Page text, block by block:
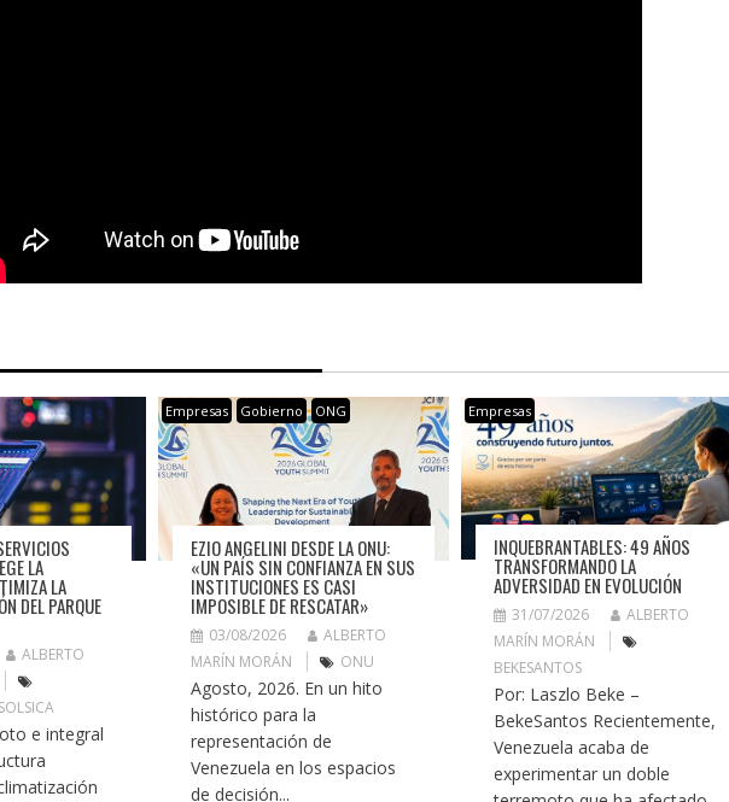
LA
LA
DEL PARQUE
ALBERTO
e integral
Empresas Gobierno ONG
EZIO ANGELINI DESDE LA ONU:
«UN PAÍS SIN CONFIANZA EN SUS
INSTITUCIONES ES CASI
IMPOSIBLE DE RESCATAR»
03/08/2026
ALBERTO
MARÍN MORÁN
ONU
Agosto, 2026. En un hito
histórico para la
representación de
Venezuela en los espacios
de decisión...
Empresas
INQUEBRANTABLES: 49 AÑOS
TRANSFORMANDO LA
ADVERSIDAD EN EVOLUCIÓN
31/07/2026
ALBERTO
MARÍN MORÁN
BEKESANTOS
Por: Laszlo Beke –
BekeSantos Recientemente,
Venezuela acaba de
experimentar un doble